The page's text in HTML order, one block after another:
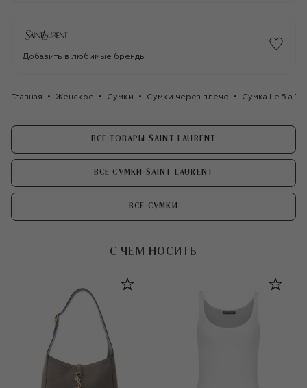
Добавить в любимые бренды
Главная Женское Сумки Сумки через плечо Сумка Le 5 a 7
ВСЕ ТОВАРЫ SAINT LAURENT
ВСЕ СУМКИ SAINT LAURENT
ВСЕ СУМКИ
С ЧЕМ НОСИТЬ